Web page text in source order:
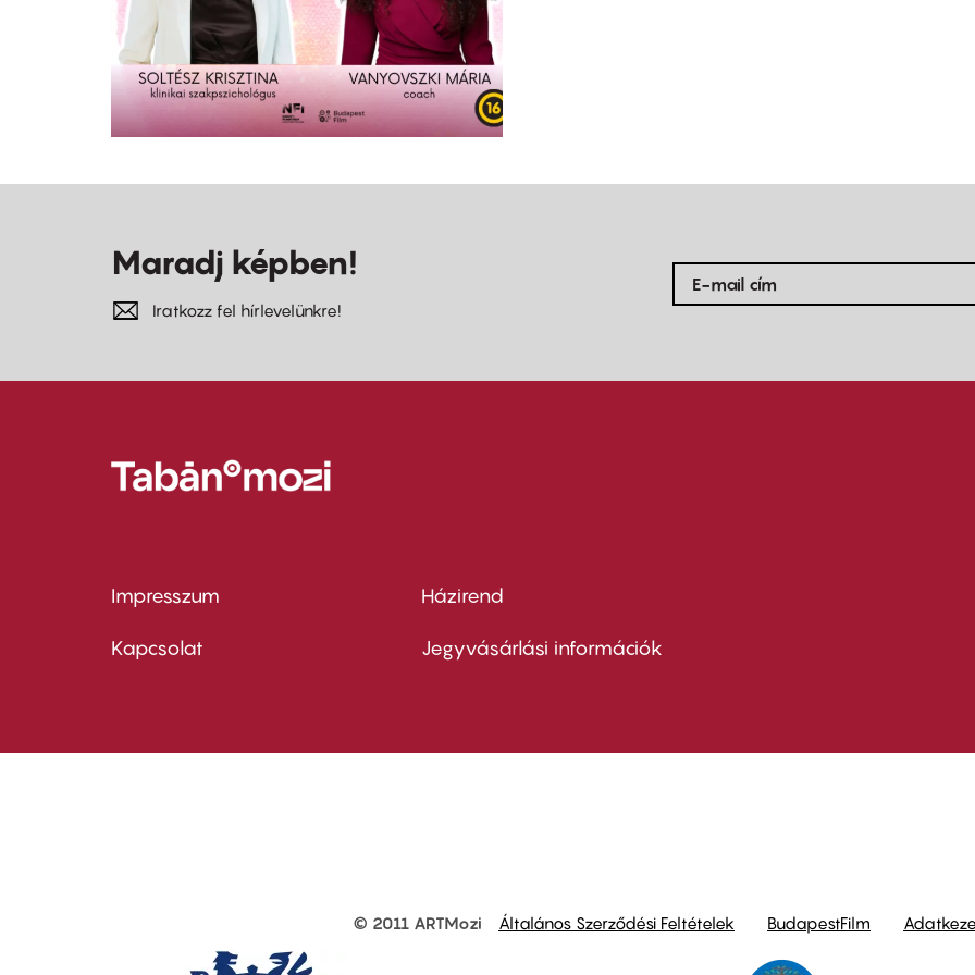
Maradj képben!
Iratkozz fel hírlevelünkre!
Footer
menu
Impresszum
Kapcsolat
Footer
menu
Házirend
Jegyvásárlási információk
© 2011 ARTMozi Általános Szerződési Feltételek BudapestFilm